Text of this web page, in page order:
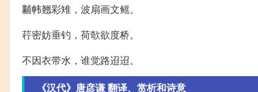
黼帏翘彩雉，波扇画文鳐。
荇密妨垂钓，荷欹欲度桥。
不因衣带水，谁觉路迢迢。
《汉代》唐彦谦 翻译、赏析和诗意